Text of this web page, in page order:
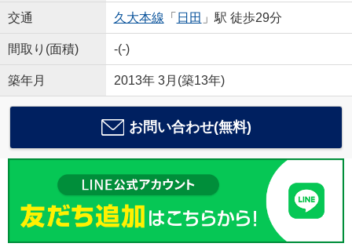
交通 久大本線 「 日田 」駅 徒歩29分
間取り(面積) -(-)
築年月 2013年 3月(築13年)
お問い合わせ(無料)